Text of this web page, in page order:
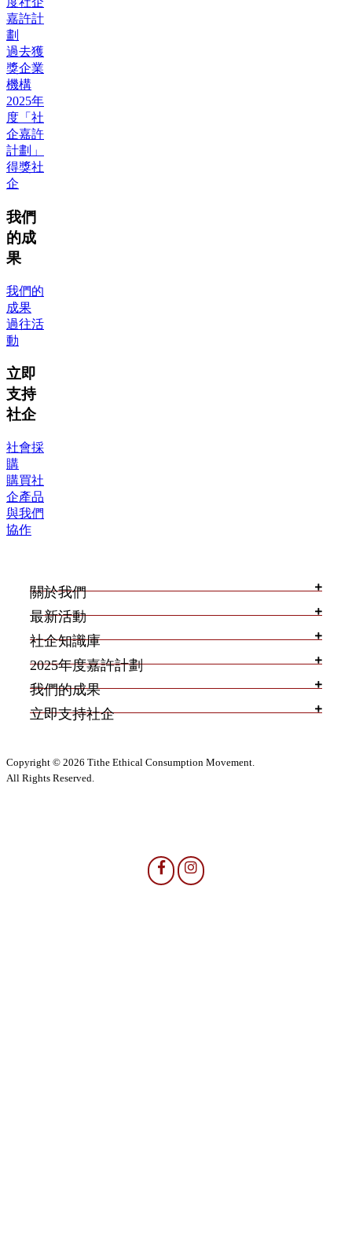
嘉許計
劃
過去獲
獎企業
機構
2025年
度「社
企嘉許
計劃」
得獎社
企
我們
的成
果
我們的
成果
過往活
動
立即
支持
社企
社會採
購
購買社
企產品
與我們
協作
關於我們
最新活動
社企知識庫
2025年度嘉許計劃
我們的成果
立即支持社企
Copyright © 2026 Tithe Ethical Consumption Movement.
All Rights Reserved.